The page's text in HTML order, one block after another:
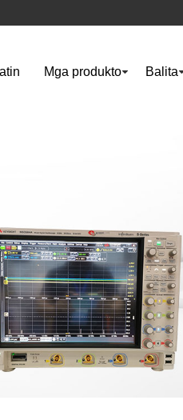
Mga produkto Balita